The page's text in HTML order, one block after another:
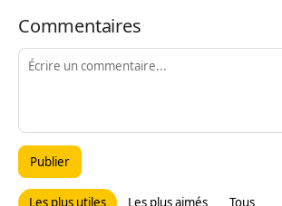
Commentaires
Publier
Les plus utiles Les plus aimés Tous